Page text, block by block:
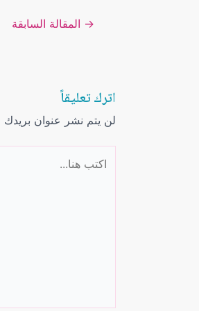
→ المقالة السابقة
اترك تعليقاً
لن يتم نشر عنوان بريدك
هنا...